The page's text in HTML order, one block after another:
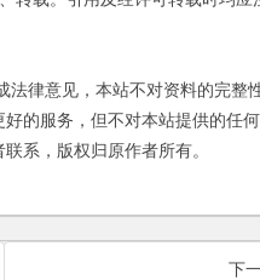
意见，本站不对资料的完整
的服务，但不对本站提供的任
系，版权归原作者所有。
下